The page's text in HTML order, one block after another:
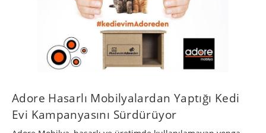
Adore Hasarlı Mobilyalardan Yaptığı Kedi
Evi Kampanyasını Sürdürüyor